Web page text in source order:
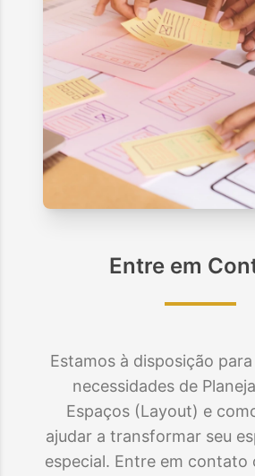
Entre em
Estamos à disposição
necessidades de
Espaços (Layout) e
ajudar a transformar seu
especial. Entre em contato